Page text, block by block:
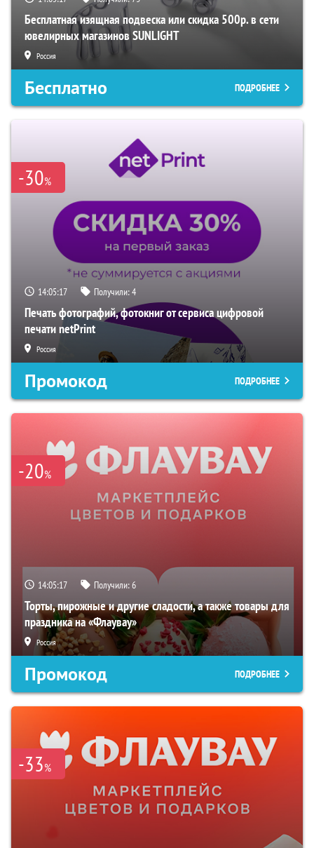
Бесплатная изящная подвеска или скидка 500р. в сети
ювелирных магазинов SUNLIGHT
Россия
Бесплатно ПОДРОБНЕЕ
-30%
14:05:16 Получили:4
Печать фотографий, фотокниг от сервиса цифровой
печати netPrint
Россия
Промокод ПОДРОБНЕЕ
-20%
14:05:16 Получили:6
Торты, пирожные и другие сладости, а также товары для
праздника на «Флаувау»
Россия
Промокод ПОДРОБНЕЕ
-33%